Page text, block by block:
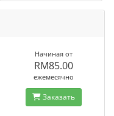
Начиная от
RM85.00
ежемесячно
Заказать